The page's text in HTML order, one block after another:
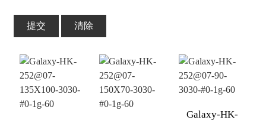
提交 清除
Galaxy-HK-